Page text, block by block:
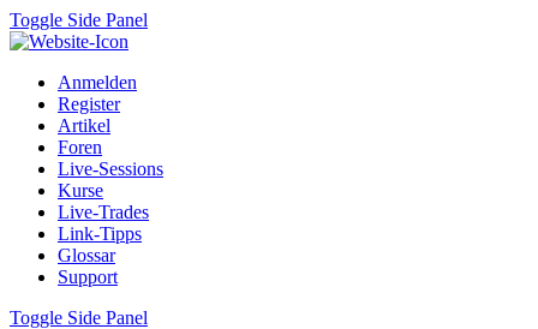
Toggle Side Panel
Anmelden
Register
Artikel
Foren
Live-Sessions
Kurse
Live-Trades
Link-Tipps
Glossar
Support
Toggle Side Panel